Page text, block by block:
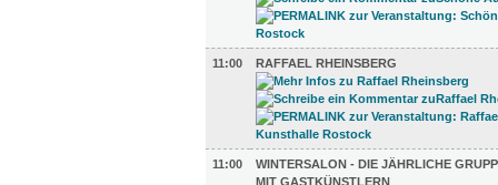
11:00 RAFFAEL RHEINSBERG
11:00
WINTERSALON - DIE JÄHRLICHE
MIT GASTKÜNSTLERN